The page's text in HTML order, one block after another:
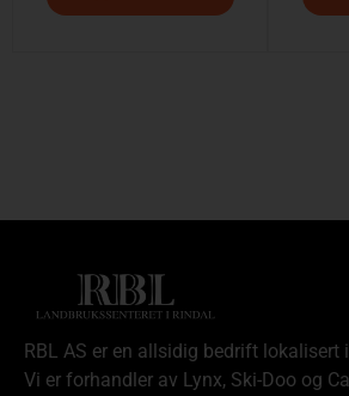
RBL AS er en allsidig bedrift lokalisert
Vi er forhandler av Lynx, Ski-Doo og